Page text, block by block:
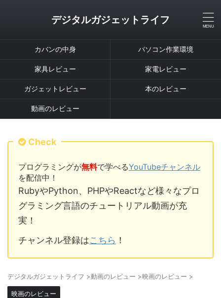
デジタルガジェットライフ
カバンの中身 パソコン作業環境
家具レビュー 家電レビュー
ガジェットレビュー 本のレビュー
動画のレビュー
Check
プログラミングが無料で学べるYouTubeチャンネル
を配信中！
RubyやPython、PHPやReactなど様々なプロ
グラミング言語のチュートリアル動画が充
実！
チャンネル登録はこちら ！
デジタルガジェットライフ >動画のレビュー >映画のレビュー >
映画のレビュー